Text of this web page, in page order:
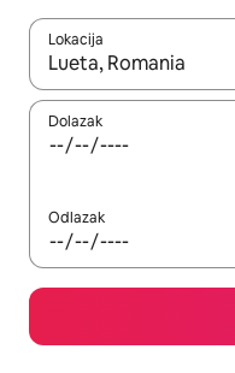
Lokacija
Kad su rezultati
Dolazak
Odlazak